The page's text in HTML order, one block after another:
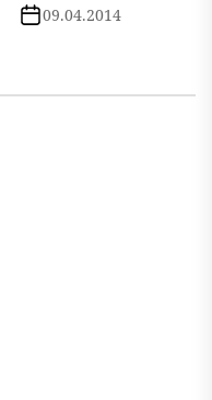
09.04.2014